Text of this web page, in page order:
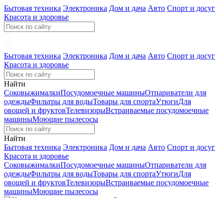
Бытовая техника Электроника Дом и дача Авто Спорт и досуг
Красота и здоровье
Бытовая техника Электроника Дом и дача Авто Спорт и досуг
Красота и здоровье
Найти
СоковыжималкиПосудомоечные машиныОтпариватели для
одеждыФильтры для водыТовары для спортаУтюгиДля
овощей и фруктовТелевизорыВстраиваемые посудомоечные
машиныМоющие пылесосы
Найти
Бытовая техника Электроника Дом и дача Авто Спорт и досуг
Красота и здоровье
СоковыжималкиПосудомоечные машиныОтпариватели для
одеждыФильтры для водыТовары для спортаУтюгиДля
овощей и фруктовТелевизорыВстраиваемые посудомоечные
машиныМоющие пылесосы